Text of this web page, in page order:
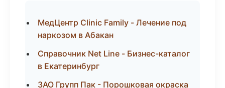
МедЦентр Clinic Family - Лечение под
наркозом в Абакан
Справочник Net Line - Бизнес-каталог
в Екатеринбург
ЗАО Групп Пак - Порошковая окраска